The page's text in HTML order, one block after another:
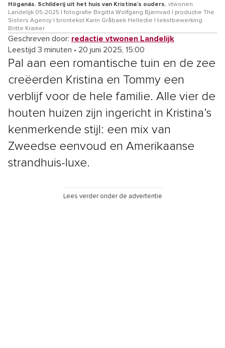
Höganäs. Schilderij uit het huis van Kristina’s ouders. vtwonen
Landelijk 05-2025 | fotografie Birgitta Wolfgang Bjørnvad | productie The
Sisters Agency | brontekst Karin Gråbaek Helledie | tekstbewerking
Britte Kramer
Geschreven door: redactie vtwonen Landelijk
Leestijd 3 minuten • 20 juni 2025, 15:00
Pal aan een romantische tuin en de zee
creëerden Kristina en Tommy een
verblijf voor de hele familie. Alle vier de
houten huizen zijn ingericht in Kristina’s
kenmerkende stijl: een mix van
Zweedse eenvoud en Amerikaanse
strandhuis-luxe.
Lees verder onder de advertentie